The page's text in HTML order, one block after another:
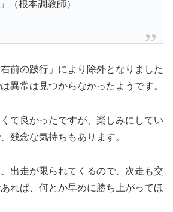
（根本調教師）
前の跛行」により除外となりました
異常は見つからなかったようです。
て良かったですが、楽しみにしてい
残念な気持ちもあります。
出走が限られてくるので、次走も交
れば、何とか早めに勝ち上がってほ